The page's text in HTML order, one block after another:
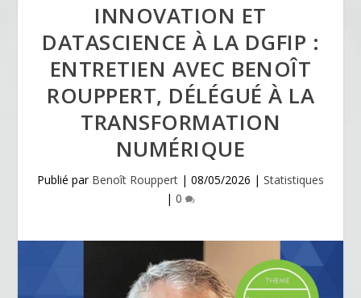
INNOVATION ET
DATASCIENCE À LA DGFIP :
ENTRETIEN AVEC BENOÎT
ROUPPERT, DÉLÉGUÉ À LA
TRANSFORMATION
NUMÉRIQUE
Publié par Benoît Rouppert | 08/05/2026 | Statistiques
| 0